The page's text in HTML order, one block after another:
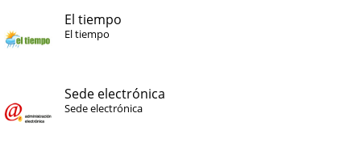
El tiempo
El tiempo
Sede electrónica
Sede electrónica